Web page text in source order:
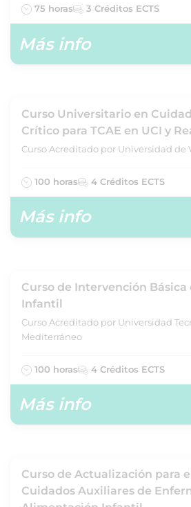
75 horas 3 Créditos ECTS
Más info
Curso Universitario en
Crítico para TCAE en UCI y
Curso Acreditado por Universidad de
100 horas 4 Créditos ECTS
Más info
Curso de Intervención
Infantil
Curso Acreditado por Universidad
Mediterráneo
100 horas 4 Créditos ECTS
Más info
Curso de Actualización para
Cuidados Auxiliares de